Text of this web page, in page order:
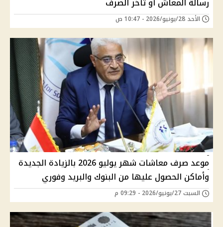
الأحد 28/يونيو/2026 - 10:47 ص
موعد صرف معاشات شهر يوليو 2026 بالزيادة الجديدة
وأماكن الحصول عليها من البنوك والبريد وفوري
السبت 27/يونيو/2026 - 09:29 م